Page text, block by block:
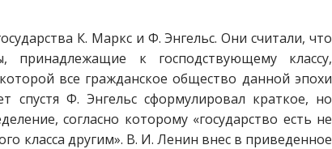
К. Маркс и Ф. Энгельс. Они считали, что
к господствующему классу,
все гражданское общество данной эпохи
спустя Ф. Энгельс сформулировал краткое, но
согласно которому «государство есть не
класса другим». В. И. Ленин внес в приведенное